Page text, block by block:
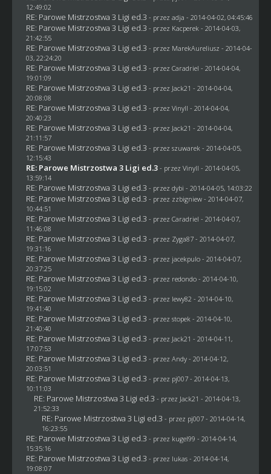
12:49:02
RE: Parowe Mistrzostwa 3 Ligi ed.3 - przez adja - 2014-04-02, 04:45:46
RE: Parowe Mistrzostwa 3 Ligi ed.3 - przez Kacperek - 2014-04-03,
21:42:55
RE: Parowe Mistrzostwa 3 Ligi ed.3 - przez MarekAureliusz - 2014-04-
03, 22:24:20
RE: Parowe Mistrzostwa 3 Ligi ed.3 - przez Caradriel - 2014-04-04,
19:01:09
RE: Parowe Mistrzostwa 3 Ligi ed.3 - przez Jack21 - 2014-04-04,
20:08:08
RE: Parowe Mistrzostwa 3 Ligi ed.3 - przez Vinyll - 2014-04-04,
20:40:23
RE: Parowe Mistrzostwa 3 Ligi ed.3 - przez Jack21 - 2014-04-04,
21:11:57
RE: Parowe Mistrzostwa 3 Ligi ed.3 - przez szuwarek - 2014-04-05,
12:15:43
RE: Parowe Mistrzostwa 3 Ligi ed.3 - przez Vinyll - 2014-04-05,
13:59:14
RE: Parowe Mistrzostwa 3 Ligi ed.3 - przez dybi - 2014-04-05, 14:03:22
RE: Parowe Mistrzostwa 3 Ligi ed.3 - przez zzbigniew- 2014-04-07,
10:44:51
RE: Parowe Mistrzostwa 3 Ligi ed.3 - przez Caradriel - 2014-04-07,
11:46:08
RE: Parowe Mistrzostwa 3 Ligi ed.3 - przez Zyga87- 2014-04-07,
19:31:16
RE: Parowe Mistrzostwa 3 Ligi ed.3 - przez jacekpulo- 2014-04-07,
20:37:25
RE: Parowe Mistrzostwa 3 Ligi ed.3 - przez redondo- 2014-04-10,
19:15:02
RE: Parowe Mistrzostwa 3 Ligi ed.3 - przez lewy82 - 2014-04-10,
19:41:40
RE: Parowe Mistrzostwa 3 Ligi ed.3 - przez stopek - 2014-04-10,
21:40:40
RE: Parowe Mistrzostwa 3 Ligi ed.3 - przez Jack21 - 2014-04-11,
17:07:53
RE: Parowe Mistrzostwa 3 Ligi ed.3 - przez Andy - 2014-04-12,
20:03:51
RE: Parowe Mistrzostwa 3 Ligi ed.3 - przez pj007- 2014-04-13,
10:11:03
RE: Parowe Mistrzostwa 3 Ligi ed.3 - przez Jack21 - 2014-04-13,
21:52:33
RE: Parowe Mistrzostwa 3 Ligi ed.3 - przez pj007- 2014-04-14,
16:23:55
RE: Parowe Mistrzostwa 3 Ligi ed.3 - przez kugel99 - 2014-04-14,
15:35:16
RE: Parowe Mistrzostwa 3 Ligi ed.3 - przez lukas- 2014-04-14,
19:08:07